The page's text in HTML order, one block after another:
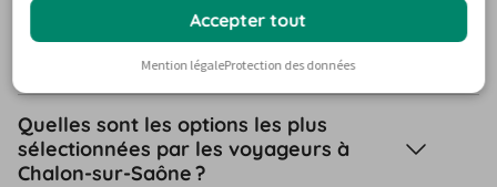
Ai-je besoin d’une carte de crédit pour
réserver une voiture de location à
Chalon-sur-Saône ?
Quelles sont les options les plus
sélectionnées par les voyageurs à
Chalon-sur-Saône ?
Accepter tout
Mention légaleProtection des données